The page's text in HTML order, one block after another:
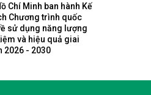
Chí Minh ban hành Kế
Chương trình quốc
sử dụng năng lượng
và hiệu quả giai
2026 - 2030